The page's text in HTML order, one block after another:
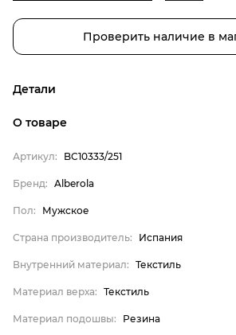
Проверить наличие в
Детали
Бренд
Пол
Страна производитель
Внутренний материал
Alberola
О товаре
Артикул: BC10333/251
Бренд: Alberola
Пол: Мужское
Страна производитель: Испания
Внутренний материал: Текстиль
Материал верха: Текстиль
Материал подошвы: Резина